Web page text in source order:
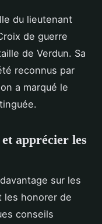
du lieutenant
de guerre
de Verdun. Sa
reconnus par
a marqué le
apprécier les
sur les
les honorer de
conseils